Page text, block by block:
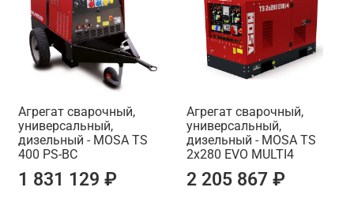
Агрегат сварочный,
универсальный,
дизельный - MOSA TS
400 PS-BC
1 831 129 ₽
Агрегат сварочный,
универсальный,
дизельный - MOSA TS
2x280 EVO MULTI4
2 205 867 ₽